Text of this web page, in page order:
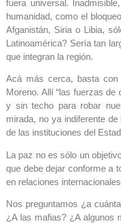
fuera universal.
humanidad, como el
Afganistán, Siria o Libia,
Latinoamérica? Sería tan
que integran la región.
Acá más cerca, basta
Moreno. Allí “las fuerzas de
y sin techo para robar
mirada, no ya indiferente
de las instituciones del
La paz no es sólo un
que debe dejar conforme a
en relaciones
Nos preguntamos ¿a
¿A las mafias? ¿A algunos